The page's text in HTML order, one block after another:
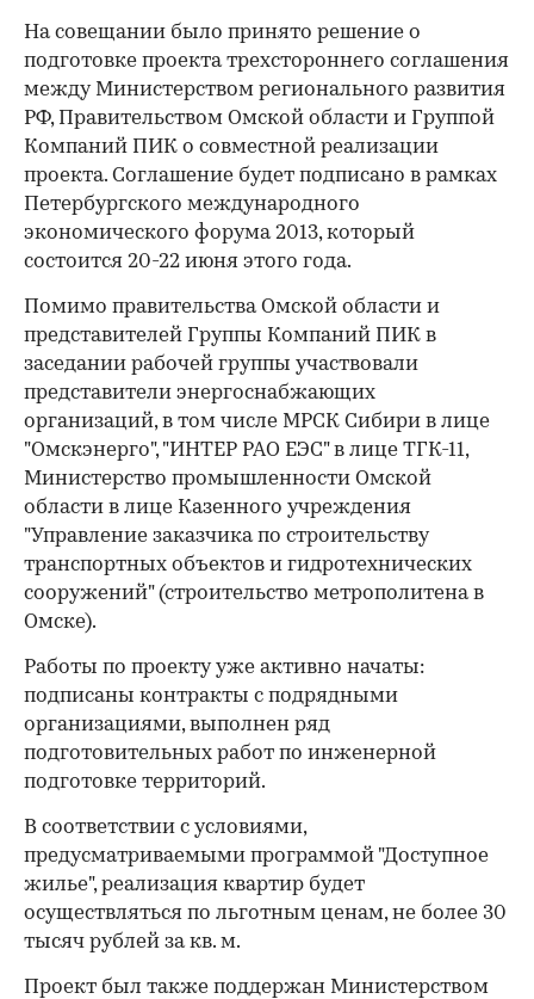
На совещании было принято решение о
подготовке проекта трехстороннего соглашения
между Министерством регионального развития
РФ, Правительством Омской области и Группой
Компаний ПИК о совместной реализации
проекта. Соглашение будет подписано в рамках
Петербургского международного
экономического форума 2013, который
состоится 20-22 июня этого года.
Помимо правительства Омской области и
представителей Группы Компаний ПИК в
заседании рабочей группы участвовали
представители энергоснабжающих
организаций, в том числе МРСК Сибири в лице
"Омскэнерго", "ИНТЕР РАО ЕЭС" в лице ТГК-11,
Министерство промышленности Омской
области в лице Казенного учреждения
"Управление заказчика по строительству
транспортных объектов и гидротехнических
сооружений" (строительство метрополитена в
Омске).
Работы по проекту уже активно начаты:
подписаны контракты с подрядными
организациями, выполнен ряд
подготовительных работ по инженерной
подготовке территорий.
В соответствии с условиями,
предусматриваемыми программой "Доступное
жилье", реализация квартир будет
осуществляться по льготным ценам, не более 30
тысяч рублей за кв. м.
Проект был также поддержан Министерством